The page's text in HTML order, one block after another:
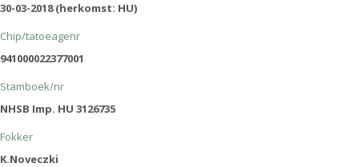
30-03-2018 (herkomst: HU)
Chip/tatoeagenr
941000022377001
Stamboek/nr
NHSB Imp. HU 3126735
Fokker
K.Noveczki